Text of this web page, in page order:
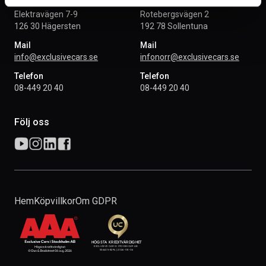
Elektravägen 7-9
126 30 Hägersten
Mail
info@exclusivecars.se
Telefon
08-449 20 40
Rotebergsvägen 2
192 78 Sollentuna
Mail
infonorr@exclusivecars.se
Telefon
08-449 20 40
Följ oss
HemKöpvillkorOm GDPR